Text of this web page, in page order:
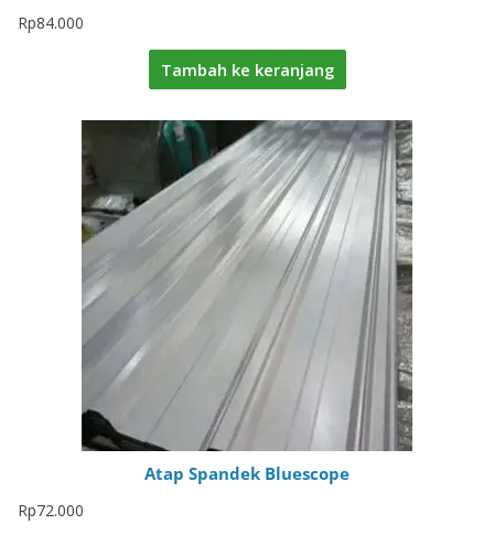
Rp84.000
Tambah ke keranjang
Atap Spandek Bluescope
Rp72.000